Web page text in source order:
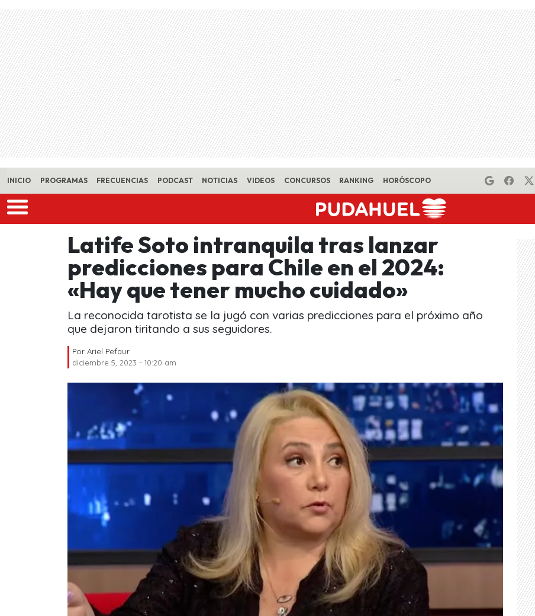
Skip to main content
INICIO PROGRAMAS FRECUENCIAS PODCAST NOTICIAS VIDEOS CONCURSOS RANKING HORÓSCOPO
Latife Soto intranquila tras lanzar
predicciones para Chile en el 2024:
«Hay que tener mucho cuidado»
La reconocida tarotista se la jugó con varias predicciones para el próximo año
que dejaron tiritando a sus seguidores.
Por Ariel Pefaur
diciembre 5, 2023 - 10:20 am